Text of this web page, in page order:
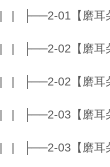
| | ├──2-01【磨耳
| | ├──2-02【磨耳
| | ├──2-02【磨耳
| | ├──2-03【磨耳
| | ├──2-03【磨耳